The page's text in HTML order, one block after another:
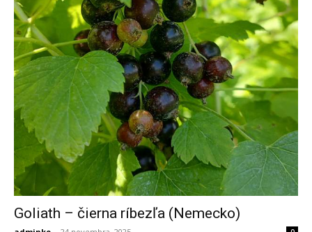
Goliath – čierna ríbezľa (Nemecko)